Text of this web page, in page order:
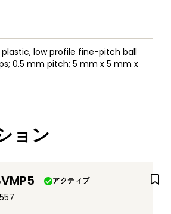
plastic, low profile fine-pitch ball
0.5 mm pitch; 5 mm x 5 mm x
ョン
アクティブ